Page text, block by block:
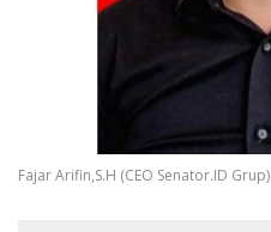
Fajar Arifin,S.H (CEO Senator.ID Grup)